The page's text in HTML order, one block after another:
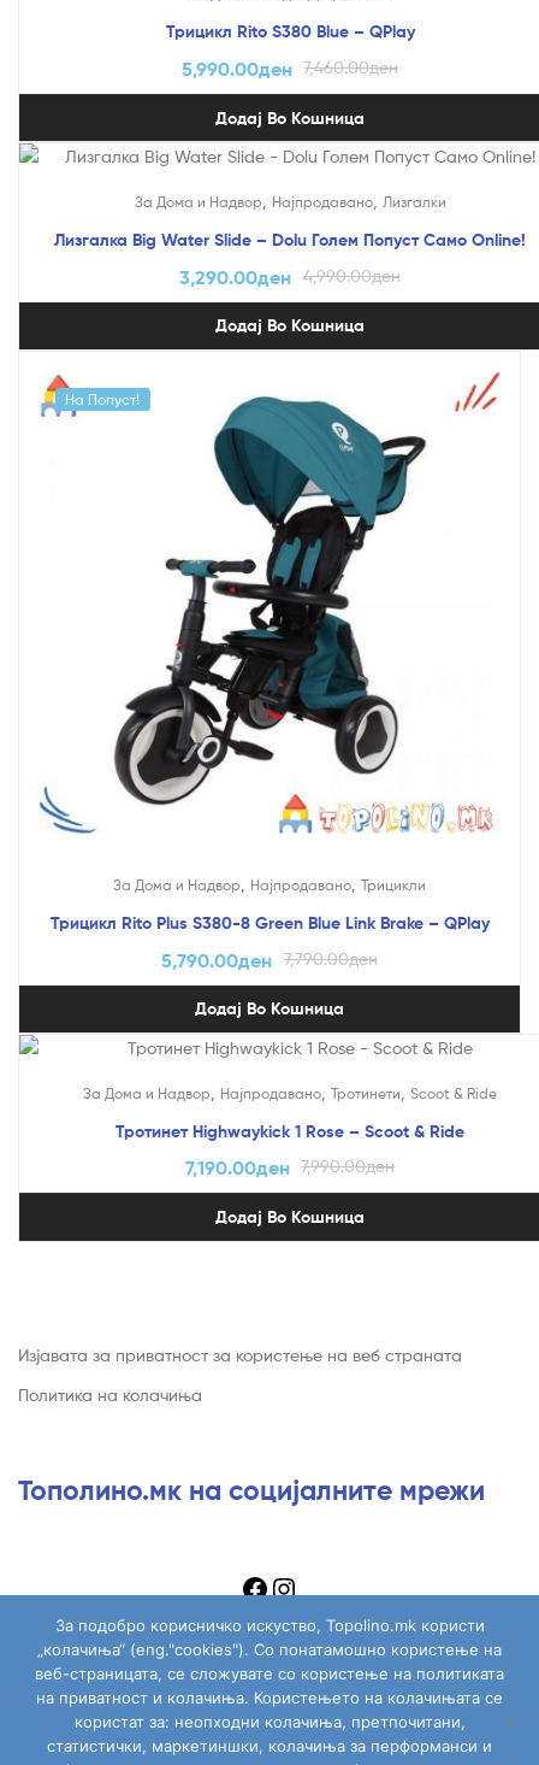
Трицикл Rito S380 Blue – QPlay
7,460.00ден
5,990.00ден
Додај Во Кошница
За Дома и Надвор Најпродавано, Лизгалки
Лизгалка Big Water Slide – Dolu Голем Попуст Само Online!
4,990.00ден
3,290.00ден
Додај Во Кошница
На Попуст!
За Дома и Надвор Најпродавано Трицикли
Трицикл Rito Plus S380-8 Green Blue Link Brake – QPlay
7,790.00ден
5,790.00ден
Додај Во Кошница
За Дома и Надвор Најпродавано Тротинети Scoot & Ride
Тротинет Highwaykick 1 Rose – Scoot & Ride
7,990.00ден
7,190.00ден
Додај Во Кошница
Изјавата за приватност за користење на веб страната
Политика на колачиња
Тополино.мк на социјалните мрежи
Copyright © 2026 Topolino.mk
За подобро корисничко искуство, Topolino.mk користи
„колачиња“ (eng."cookies"). Со понатамошно користење на
веб-страницата, се сложувате со користење на политиката
на приватност и колачиња. Користењето на колачињата се
користат за: неопходни колачиња, претпочитани,
статистички, маркетиншки, колачиња за перформанси и